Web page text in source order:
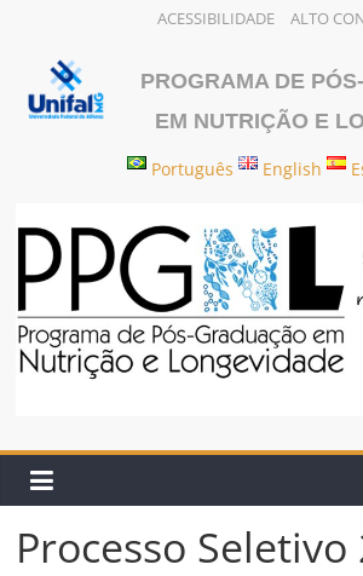
ACESSIBILIDADE ALTO
PROGRAMA DE
EM NUTRIÇÃO E
Português English
Processo Seletivo